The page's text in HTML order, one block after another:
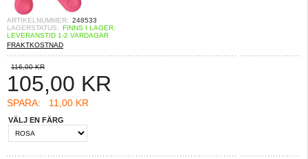
ARTIKELNUMMER: 248533
LAGERSTATUS: FINNS I LAGER.
LEVERANSTID 1-2 VARDAGAR
FRAKTKOSTNAD
116,00 KR
105,00 KR
SPARA: 11,00 KR
VÄLJ EN FÄRG